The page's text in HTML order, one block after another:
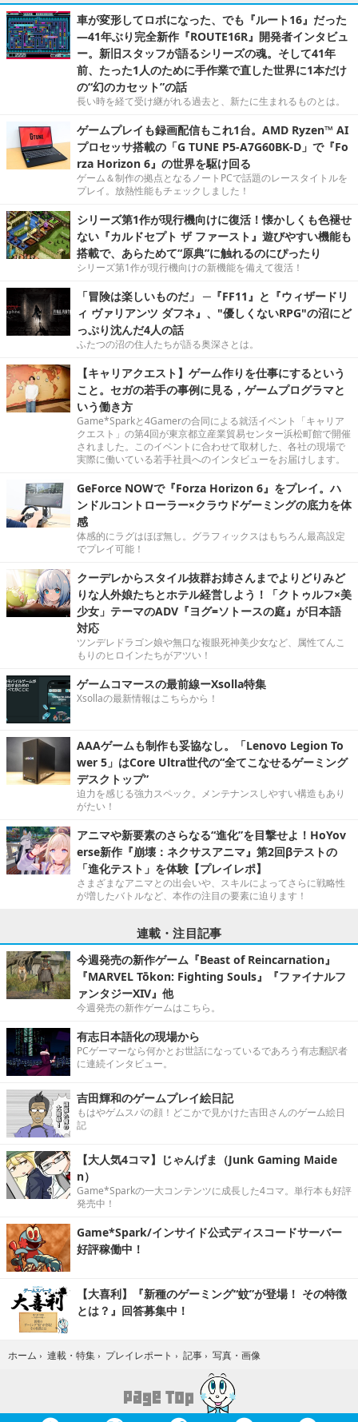
車が変形してロボになった、でも『ルート16』だった
―41年ぶり完全新作『ROUTE16R』開発者インタビュ
ー。新旧スタッフが語るシリーズの魂。そして41年
前、たった1人のために手作業で直した世界に1本だけ
の“幻のカセット”の話
長い時を経て受け継がれる過去と、新たに生まれるものとは。
ゲームプレイも録画配信もこれ1台。AMD Ryzen™ AI
プロセッサ搭載の「G TUNE P5-A7G60BK-D」で『Fo
rza Horizon 6』の世界を駆け回る
ゲーム＆制作の拠点となるノートPCで話題のレースタイトルを
プレイ。放熱性能もチェックしました！
シリーズ第1作が現行機向けに復活！懐かしくも色褪せ
ない『カルドセプト ザ ファースト』遊びやすい機能も
搭載で、あらためて“原典”に触れるのにぴったり
シリーズ第1作が現行機向けの新機能を備えて復活！
「冒険は楽しいものだ」 ─『FF11』と『ウィザードリ
ィ ヴァリアンツ ダフネ』、"優しくないRPG"の沼にど
っぷり沈んだ4人の話
ふたつの沼の住人たちが語る奥深さとは。
【キャリアクエスト】ゲーム作りを仕事にするという
こと。セガの若手の事例に見る，ゲームプログラマと
いう働き方
Game*Sparkと4Gamerの合同による就活イベント「キャリア
クエスト」の第4回が東京都立産業貿易センター浜松町館で開催
されました。このイベントに合わせて取材した、各社の現場で
実際に働いている若手社員へのインタビューをお届けします。
GeForce NOWで『Forza Horizon 6』をプレイ。ハ
ンドルコントローラー×クラウドゲーミングの底力を体
感
体感的にラグはほぼ無し。グラフィックスはもちろん最高設定
でプレイ可能！
クーデレからスタイル抜群お姉さんまでよりどりみど
りな人外娘たちとホテル経営しよう！「クトゥルフ×美
少女」テーマのADV『ヨグ=ソトースの庭』が日本語
対応
ツンデレドラゴン娘や無口な複眼死神美少女など、属性てんこ
もりのヒロインたちがアツい！
ゲームコマースの最前線ーXsolla特集
Xsollaの最新情報はこちらから！
AAAゲームも制作も妥協なし。「Lenovo Legion To
wer 5」はCore Ultra世代の“全てこなせるゲーミング
デスクトップ”
迫力を感じる強力スペック。メンテナンスしやすい構造もあり
がたい！
アニマや新要素のさらなる“進化”を目撃せよ！HoYov
erse新作『崩壊：ネクサスアニマ』第2回βテストの
「進化テスト」を体験【プレイレポ】
さまざまなアニマとの出会いや、スキルによってさらに戦略性
が増したバトルなど、本作の注目の要素に迫ります！
連載・注目記事
今週発売の新作ゲーム『Beast of Reincarnation』
『MARVEL Tōkon: Fighting Souls』『ファイナルフ
ァンタジーXIV』他
今週発売の新作ゲームはこちら。
有志日本語化の現場から
PCゲーマーなら何かとお世話になっているであろう有志翻訳者
に連続インタビュー。
吉田輝和のゲームプレイ絵日記
もはやゲムスパの顔！どこかで見かけた吉田さんのゲーム絵日
記
【大人気4コマ】じゃんげま（Junk Gaming Maide
n）
Game*Sparkの一大コンテンツに成長した4コマ。単行本も好評
発売中！
Game*Spark/インサイド公式ディスコードサーバー
好評稼働中！
【大喜利】『新種のゲーミング“蚊”が登場！ その特徴
とは？』回答募集中！
ホーム › 連載・特集 › プレイレポート › 記事 › 写真・画像